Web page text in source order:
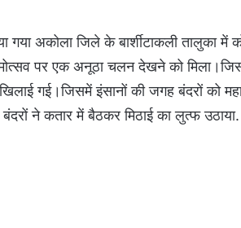
अकोला जिले के बार्शीटाकली तालुका में
पर एक अनूठा चलन देखने को
गई।जिसमें इंसानों की जगह बंदरों को
ने कतार में बैठकर मिठाई का लुत्फ